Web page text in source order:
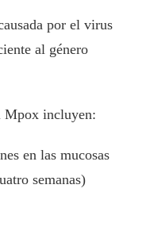
por el virus
al género
Mpox incluyen:
en las mucosas
semanas)